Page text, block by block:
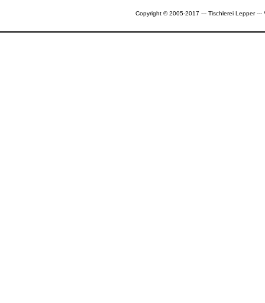
Copyright © 2005-2017 --- Tischlerei Lepper